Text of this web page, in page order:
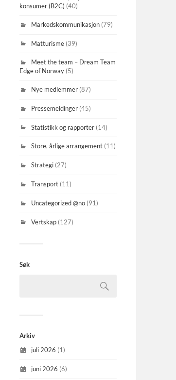
konsumer (B2C) (40)
Markedskommunikasjon (79)
Matturisme (39)
Meet the team – Dream Team
Edge of Norway (5)
Nye medlemmer (87)
Pressemeldinger (45)
Statistikk og rapporter (14)
Store, årlige arrangement (11)
Strategi (27)
Transport (11)
Uncategorized @no (91)
Vertskap (127)
Søk
Arkiv
juli 2026 (1)
juni 2026 (6)